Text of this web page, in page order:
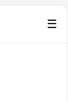
☰